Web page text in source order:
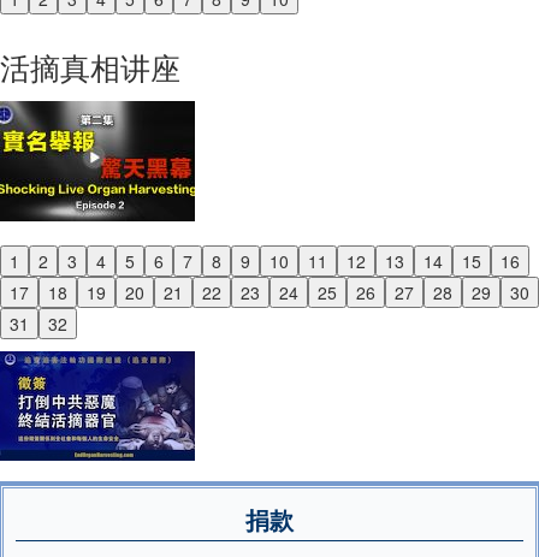
Previous
活摘真相讲座
1 2 3 4 5 6 7 8 9 10 11 12 13 14 15
16
17
18 19 20 21 22 23 24 25 26 27 28 29
30
31
32
Previous
Next
捐款